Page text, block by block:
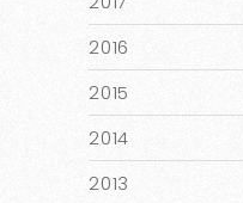
2016
2015
2014
2013